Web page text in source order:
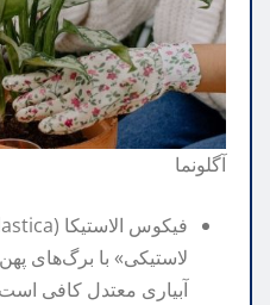
آگلونما
لاستیکی» با برگ‌های
آبیاری معتدل کافی